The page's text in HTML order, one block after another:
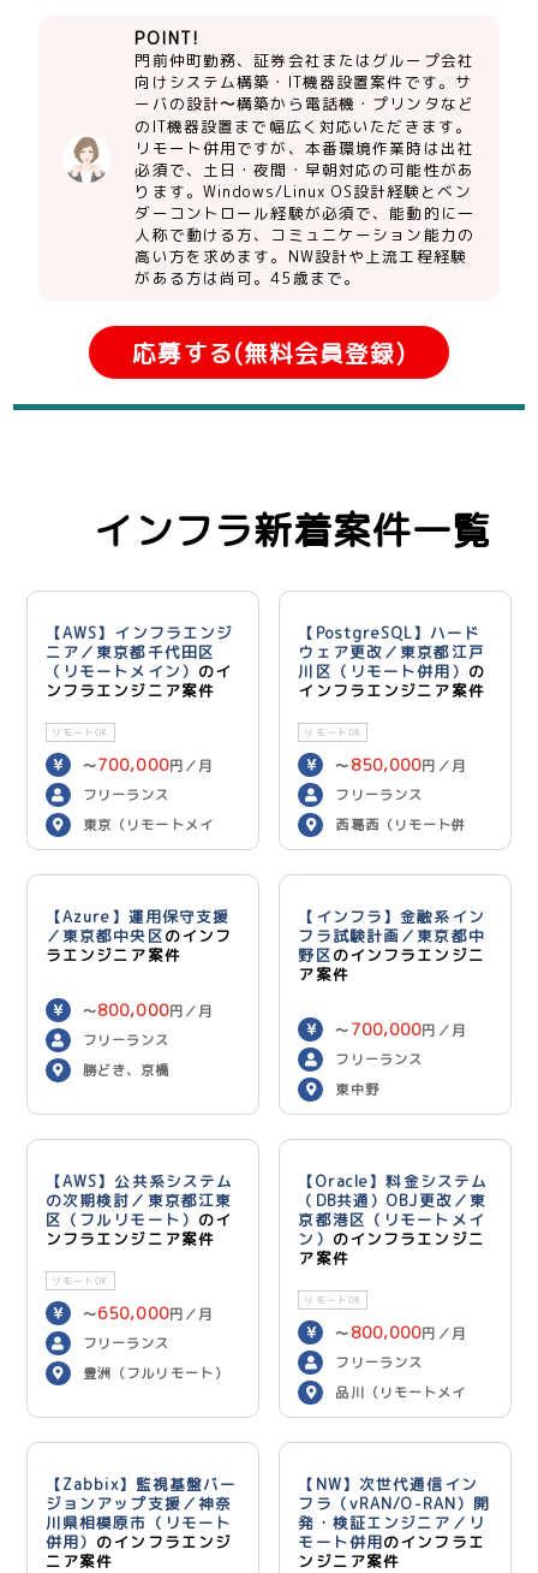
POINT!
門前仲町勤務、証券会社またはグループ会社
向けシステム構築・IT機器設置案件です。サ
ーバの設計〜構築から電話機・プリンタなど
のIT機器設置まで幅広く対応いただきます。
リモート併用ですが、本番環境作業時は出社
必須で、土日・夜間・早朝対応の可能性があ
ります。Windows/Linux OS設計経験とベン
ダーコントロール経験が必須で、能動的に一
人称で動ける方、コミュニケーション能力の
高い方を求めます。NW設計や上流工程経験
がある方は尚可。45歳まで。
応募する(無料会員登録)
インフラ新着案件一覧
【AWS】インフラエンジ
ニア／東京都千代田区
（リモートメイン） のイ
ンフラエンジニア案件
リモートOK
〜700,000円／月
フリーランス
東京（リモートメイ
ン）
【PostgreSQL】ハード
ウェア更改／東京都江戸
川区（リモート併用） の
インフラエンジニア案件
リモートOK
〜 850,000円／月
フリーランス
西葛西（リモート併
用）
【Azure】運用保守支援
／東京都中央区のインフ
ラエンジニア案件
〜800,000円／月
フリーランス
勝どき、京橋
【インフラ】金融系イン
フラ試験計画／東京都中
野区のインフラエンジニ
ア案件
〜 700,000円／月
フリーランス
東中野
【AWS】公共系システム
の次期検討／東京都江東
区（フルリモート） のイ
ンフラエンジニア案件
リモートOK
〜650,000円／月
フリーランス
豊洲（フルリモート）
【Oracle】料金システム
（DB共通）OBJ更改／東
京都港区（リモートメイ
ン） のインフラエンジニ
ア案件
リモートOK
〜 800,000円／月
フリーランス
品川（リモートメイ
ン）
【Zabbix】監視基盤バー
ジョンアップ支援／神奈
川県相模原市（リモート
併用） のインフラエンジ
ニア案件
【NW】次世代通信イン
フラ（vRAN/O-RAN）開
発・検証エンジニア／リ
モート併用のインフラエ
ンジニア案件